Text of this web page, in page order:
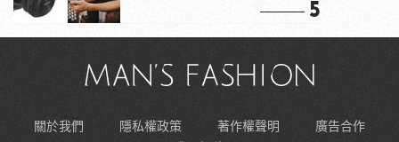
5
關於我們 隱私權政策 著作權聲明
廣告合作